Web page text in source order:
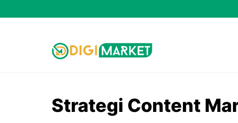
to
Strategi Content